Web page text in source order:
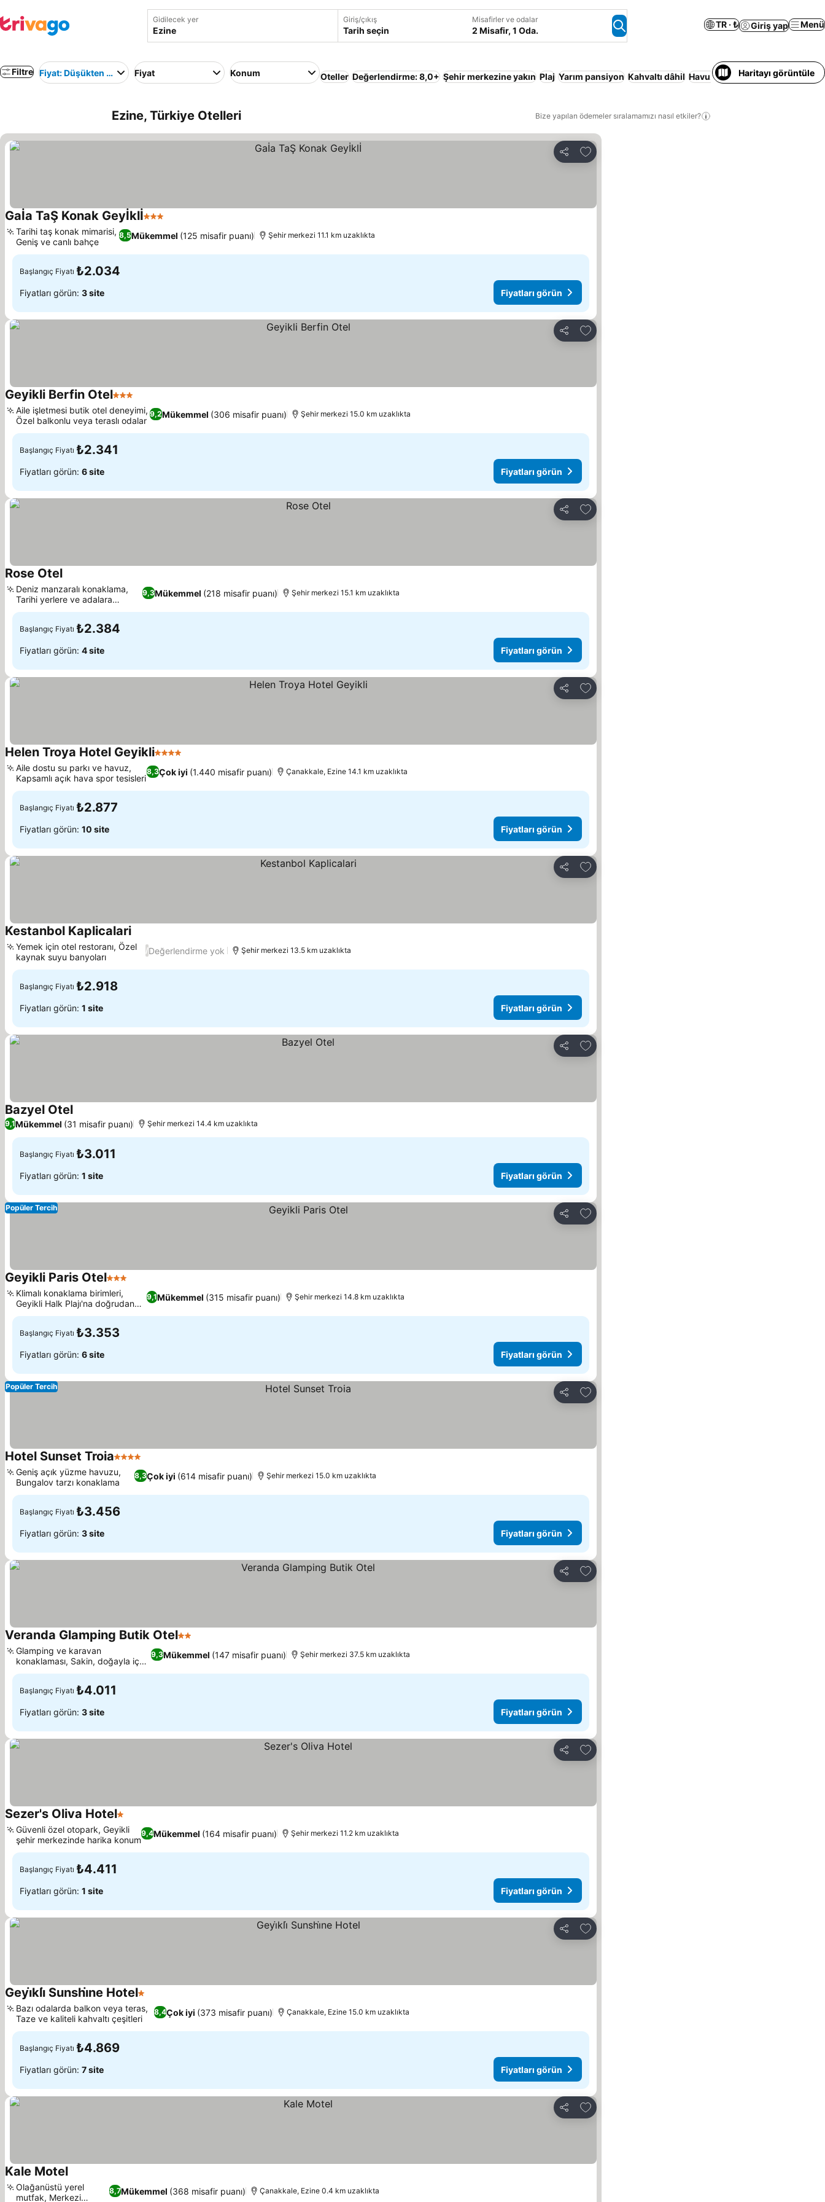
Gidilecek yer Giriş/çıkış
Tarih seçin
Misafirler ve odalar
2 Misafir, 1 Oda.
TR · ₺ Giriş yap Menü
Filtre Fiyat: Düşükten yükseğeFiyat Konum Oteller Değerlendirme: 8,0+ Şehir merkezine yakın Plaj Yarım pansiyon Kahvaltı dâhil Havuz Konaklama Hizmeti
Haritayı görüntüle
Ezine, Türkiye Otelleri Bize yapılan ödemeler sıralamamızı nasıl etkiler?
Paylaş
Favorilerime ekle
Gaİa TaŞ Konak Geyİklİ3 Yıldız
8,5Mükemmel (125 misafir puanı)
Tarihi taş konak mimarisi,
Geniş ve canlı bahçe
Şehir merkezi 11.1 km uzaklıkta
Başlangıç Fiyatı ₺2.034
Fiyatları görün: 3 site Fiyatları görün
Paylaş
Favorilerime ekle
Geyikli Berfin Otel3 Yıldız
9,2Mükemmel (306 misafir puanı)
Aile işletmesi butik otel deneyimi,
Özel balkonlu veya teraslı odalar
Şehir merkezi 15.0 km uzaklıkta
Başlangıç Fiyatı ₺2.341
Fiyatları görün: 6 site Fiyatları görün
Paylaş
Favorilerime ekle
Rose OtelFiyatları görün
9,3Mükemmel (218 misafir puanı)
Deniz manzaralı konaklama,
Tarihi yerlere ve adalara
yakınlık
Şehir merkezi 15.1 km uzaklıkta
Başlangıç Fiyatı ₺2.384
Fiyatları görün: 4 site Fiyatları görün
Paylaş
Favorilerime ekle
Helen Troya Hotel Geyikli4 Yıldız
8,3Çok iyi (1.440 misafir puanı)
Aile dostu su parkı ve havuz,
Kapsamlı açık hava spor tesisleri
Çanakkale, Ezine 14.1 km uzaklıkta
Başlangıç Fiyatı ₺2.877
Fiyatları görün: 10 site Fiyatları görün
Paylaş
Favorilerime ekle
Kestanbol KaplicalariFiyatları görün
/Değerlendirme yok
Yemek için otel restoranı, Özel
kaynak suyu banyoları
Şehir merkezi 13.5 km uzaklıkta
Başlangıç Fiyatı ₺2.918
Fiyatları görün: 1 site Fiyatları görün
Paylaş
Favorilerime ekle
Bazyel OtelFiyatları görün
9,1Mükemmel (31 misafir puanı) Şehir merkezi 14.4 km uzaklıkta
Başlangıç Fiyatı ₺3.011
Fiyatları görün: 1 site Fiyatları görün
Paylaş
Favorilerime ekle
Popüler Tercih
Geyikli Paris Otel3 Yıldız
9,1Mükemmel (315 misafir puanı)
Klimalı konaklama birimleri,
Geyikli Halk Plajı'na doğrudan
erişim
Şehir merkezi 14.8 km uzaklıkta
Başlangıç Fiyatı ₺3.353
Fiyatları görün: 6 site Fiyatları görün
Paylaş
Favorilerime ekle
Popüler Tercih
Hotel Sunset Troia4 Yıldız
8,3Çok iyi (614 misafir puanı)
Geniş açık yüzme havuzu,
Bungalov tarzı konaklama
Şehir merkezi 15.0 km uzaklıkta
Başlangıç Fiyatı ₺3.456
Fiyatları görün: 3 site Fiyatları görün
Paylaş
Favorilerime ekle
Veranda Glamping Butik Otel2 Yıldız
9,3Mükemmel (147 misafir puanı)
Glamping ve karavan
konaklaması, Sakin, doğayla iç
içe bir konum
Şehir merkezi 37.5 km uzaklıkta
Başlangıç Fiyatı ₺4.011
Fiyatları görün: 3 site Fiyatları görün
Paylaş
Favorilerime ekle
Sezer's Oliva Hotel1 Yıldız
9,4Mükemmel (164 misafir puanı)
Güvenli özel otopark, Geyikli
şehir merkezinde harika konum
Şehir merkezi 11.2 km uzaklıkta
Başlangıç Fiyatı ₺4.411
Fiyatları görün: 1 site Fiyatları görün
Paylaş
Favorilerime ekle
Geyi̇kli̇ Sunshi̇ne Hotel1 Yıldız
8,4Çok iyi (373 misafir puanı)
Bazı odalarda balkon veya teras,
Taze ve kaliteli kahvaltı çeşitleri
Çanakkale, Ezine 15.0 km uzaklıkta
Başlangıç Fiyatı ₺4.869
Fiyatları görün: 7 site Fiyatları görün
Paylaş
Favorilerime ekle
Kale MotelFiyatları görün
8,7Mükemmel (368 misafir puanı)
Olağanüstü yerel
mutfak, Merkezi
Çanakkale, Ezine 0.4 km uzaklıkta